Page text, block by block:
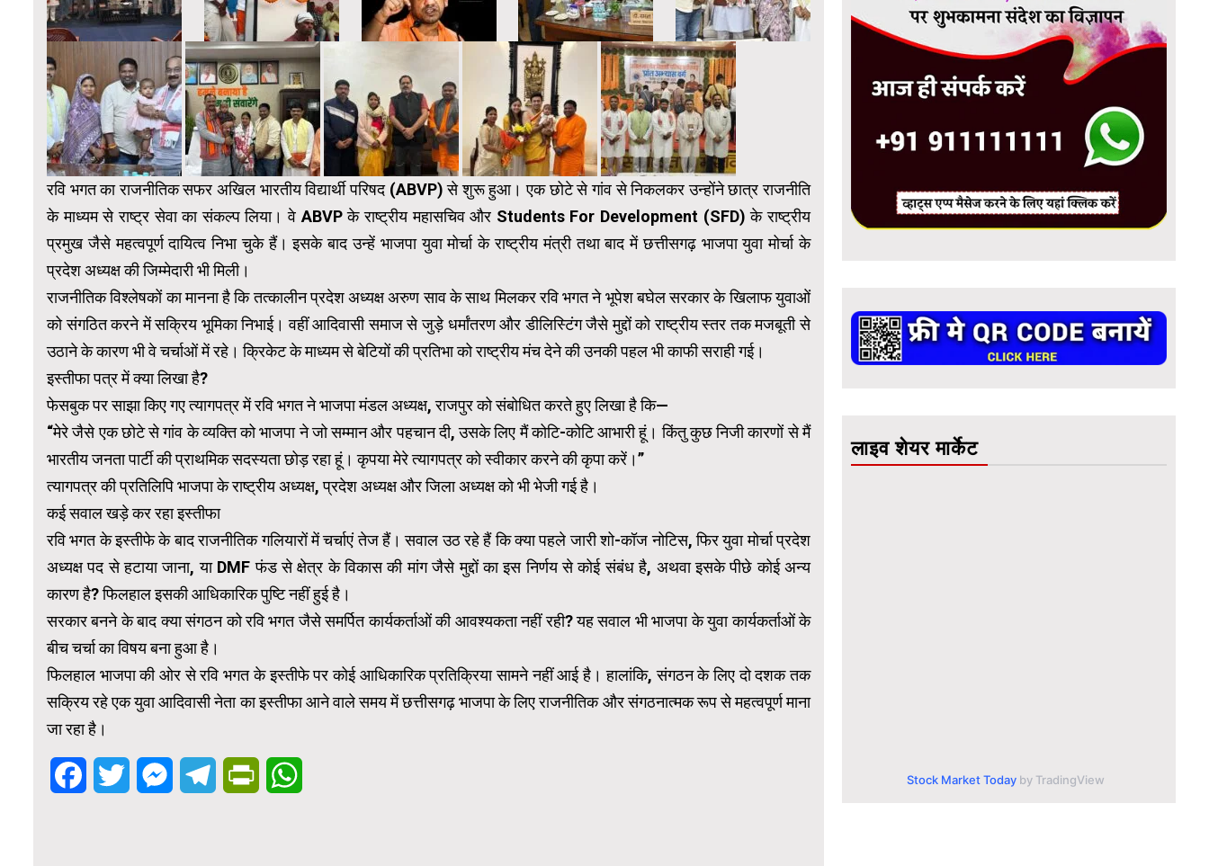
रवि भगत का राजनीतिक सफर अखिल भारतीय विद्यार्थी परिषद (ABVP) से शुरू हुआ। एक छोटे से गांव से निकलकर उन्होंने छात्र राजनीति
के माध्यम से राष्ट्र सेवा का संकल्प लिया। वे ABVP के राष्ट्रीय महासचिव और Students For Development (SFD) के राष्ट्रीय
प्रमुख जैसे महत्वपूर्ण दायित्व निभा चुके हैं। इसके बाद उन्हें भाजपा युवा मोर्चा के राष्ट्रीय मंत्री तथा बाद में छत्तीसगढ़ भाजपा युवा मोर्चा के
प्रदेश अध्यक्ष की जिम्मेदारी भी मिली।
राजनीतिक विश्लेषकों का मानना है कि तत्कालीन प्रदेश अध्यक्ष अरुण साव के साथ मिलकर रवि भगत ने भूपेश बघेल सरकार के खिलाफ युवाओं
को संगठित करने में सक्रिय भूमिका निभाई। वहीं आदिवासी समाज से जुड़े धर्मांतरण और डीलिस्टिंग जैसे मुद्दों को राष्ट्रीय स्तर तक मजबूती से
उठाने के कारण भी वे चर्चाओं में रहे। क्रिकेट के माध्यम से बेटियों की प्रतिभा को राष्ट्रीय मंच देने की उनकी पहल भी काफी सराही गई।
इस्तीफा पत्र में क्या लिखा है?
फेसबुक पर साझा किए गए त्यागपत्र में रवि भगत ने भाजपा मंडल अध्यक्ष, राजपुर को संबोधित करते हुए लिखा है कि—
“मेरे जैसे एक छोटे से गांव के व्यक्ति को भाजपा ने जो सम्मान और पहचान दी, उसके लिए मैं कोटि-कोटि आभारी हूं। किंतु कुछ निजी कारणों से मैं
भारतीय जनता पार्टी की प्राथमिक सदस्यता छोड़ रहा हूं। कृपया मेरे त्यागपत्र को स्वीकार करने की कृपा करें।”
त्यागपत्र की प्रतिलिपि भाजपा के राष्ट्रीय अध्यक्ष, प्रदेश अध्यक्ष और जिला अध्यक्ष को भी भेजी गई है।
कई सवाल खड़े कर रहा इस्तीफा
रवि भगत के इस्तीफे के बाद राजनीतिक गलियारों में चर्चाएं तेज हैं। सवाल उठ रहे हैं कि क्या पहले जारी शो-कॉज नोटिस, फिर युवा मोर्चा प्रदेश
अध्यक्ष पद से हटाया जाना, या DMF फंड से क्षेत्र के विकास की मांग जैसे मुद्दों का इस निर्णय से कोई संबंध है, अथवा इसके पीछे कोई अन्य
कारण है? फिलहाल इसकी आधिकारिक पुष्टि नहीं हुई है।
सरकार बनने के बाद क्या संगठन को रवि भगत जैसे समर्पित कार्यकर्ताओं की आवश्यकता नहीं रही? यह सवाल भी भाजपा के युवा कार्यकर्ताओं के
बीच चर्चा का विषय बना हुआ है।
फिलहाल भाजपा की ओर से रवि भगत के इस्तीफे पर कोई आधिकारिक प्रतिक्रिया सामने नहीं आई है। हालांकि, संगठन के लिए दो दशक तक
सक्रिय रहे एक युवा आदिवासी नेता का इस्तीफा आने वाले समय में छत्तीसगढ़ भाजपा के लिए राजनीतिक और संगठनात्मक रूप से महत्वपूर्ण माना
जा रहा है।
FacebookTwitter MessengerTelegramPrintFriendly
लाइव शेयर मार्केट
Stock Market Today by TradingView